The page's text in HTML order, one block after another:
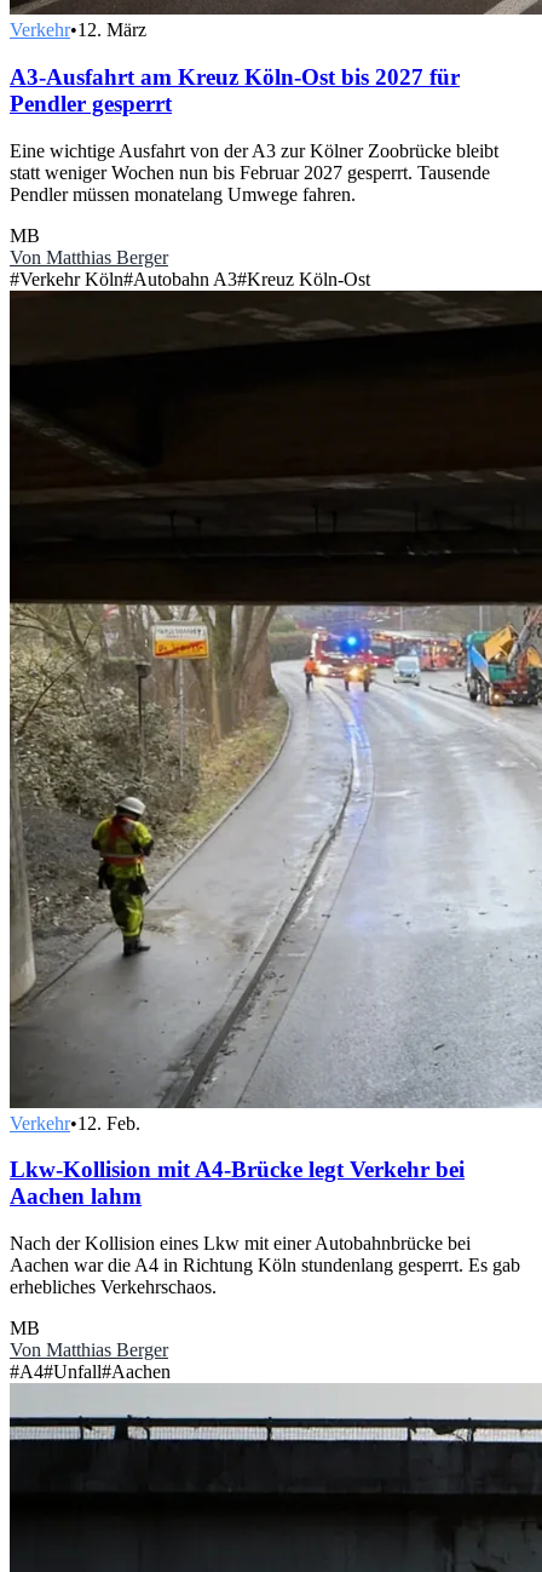
Verkehr•12. März
A3-Ausfahrt am Kreuz Köln-Ost bis 2027 für
Pendler gesperrt
Eine wichtige Ausfahrt von der A3 zur Kölner Zoobrücke bleibt
statt weniger Wochen nun bis Februar 2027 gesperrt. Tausende
Pendler müssen monatelang Umwege fahren.
MB
Von Matthias Berger
#Verkehr Köln#Autobahn A3#Kreuz Köln-Ost
Verkehr•12. Feb.
Lkw-Kollision mit A4-Brücke legt Verkehr bei
Aachen lahm
Nach der Kollision eines Lkw mit einer Autobahnbrücke bei
Aachen war die A4 in Richtung Köln stundenlang gesperrt. Es gab
erhebliches Verkehrschaos.
MB
Von Matthias Berger
#A4#Unfall#Aachen